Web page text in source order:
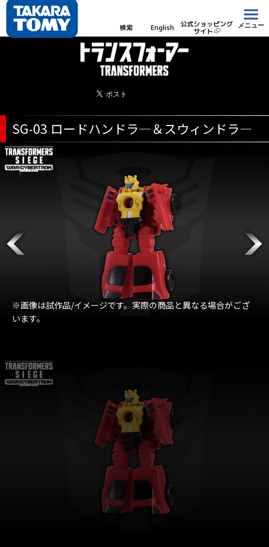
検索 English 公式ショッピング
サイト
メニュー
SG-03 ロードハンドラ―＆スウィンドラ―
※画像は試作品/イメージです。実際の商品と異なる場合がござ
います。